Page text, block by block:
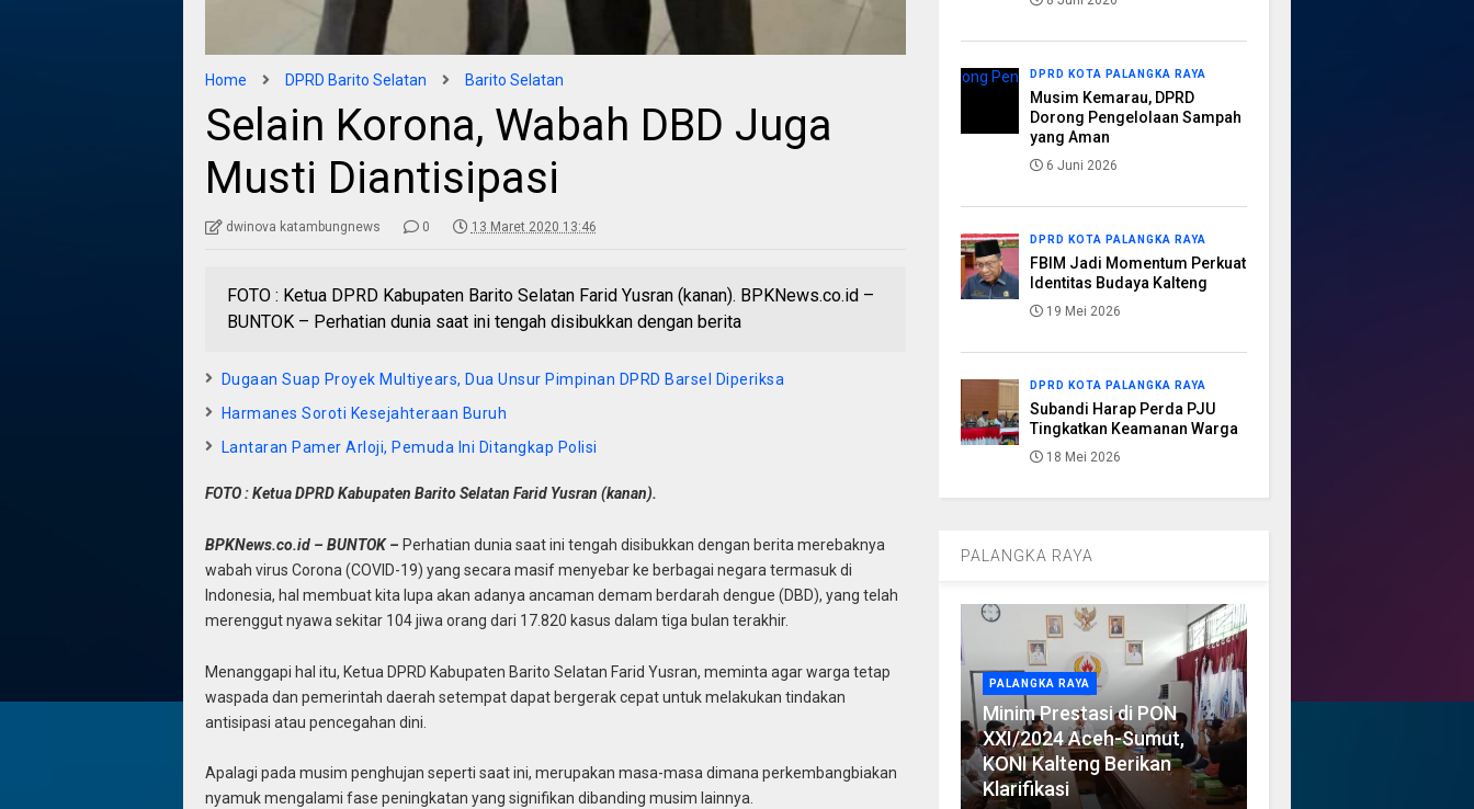
Home DPRD Barito Selatan Barito Selatan
Selain Korona, Wabah DBD Juga
Musti Diantisipasi
dwinova katambungnews 0 13 Maret 2020 13:46
FOTO : Ketua DPRD Kabupaten Barito Selatan Farid Yusran (kanan). BPKNews.co.id –
BUNTOK – Perhatian dunia saat ini tengah disibukkan dengan berita
Dugaan Suap Proyek Multiyears, Dua Unsur Pimpinan DPRD Barsel Diperiksa
Harmanes Soroti Kesejahteraan Buruh
Lantaran Pamer Arloji, Pemuda Ini Ditangkap Polisi
FOTO : Ketua DPRD Kabupaten Barito Selatan Farid Yusran (kanan).
BPKNews.co.id – BUNTOK – Perhatian dunia saat ini tengah disibukkan dengan berita merebaknya
wabah virus Corona (COVID-19) yang secara masif menyebar ke berbagai negara termasuk di
Indonesia, hal membuat kita lupa akan adanya ancaman demam berdarah dengue (DBD), yang telah
merenggut nyawa sekitar 104 jiwa orang dari 17.820 kasus dalam tiga bulan terakhir.
Menanggapi hal itu, Ketua DPRD Kabupaten Barito Selatan Farid Yusran, meminta agar warga tetap
waspada dan pemerintah daerah setempat dapat bergerak cepat untuk melakukan tindakan
antisipasi atau pencegahan dini.
Apalagi pada musim penghujan seperti saat ini, merupakan masa-masa dimana perkembangbiakan
nyamuk mengalami fase peningkatan yang signifikan dibanding musim lainnya.
DPRD KOTA PALANGKA RAYA
Musim Kemarau, DPRD
Dorong Pengelolaan Sampah
yang Aman
6 Juni 2026
DPRD KOTA PALANGKA RAYA
FBIM Jadi Momentum Perkuat
Identitas Budaya Kalteng
19 Mei 2026
DPRD KOTA PALANGKA RAYA
Subandi Harap Perda PJU
Tingkatkan Keamanan Warga
18 Mei 2026
PALANGKA RAYA
PALANGKA RAYA
Minim Prestasi di PON
XXI/2024 Aceh-Sumut,
KONI Kalteng Berikan
Klarifikasi